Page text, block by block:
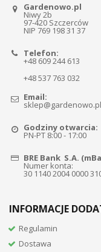
Gardenowo.pl
Niwy 2b
97-420 Szczerców
NIP 769 198 31 37
Telefon:
+48 609 244 613
+48 537 763 032
Email:
sklep@gardenowo.pl
Godziny otwarcia:
PN-PT 8:00 - 17:00
BRE Bank S.A.
Numer konta:
30 1140 2004 0000
INFORMACJE
Regulamin
Dostawa